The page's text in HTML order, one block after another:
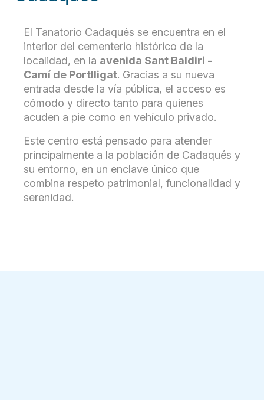
El Tanatorio Cadaqués se encuentra en el
interior del cementerio histórico de la
localidad, en la avenida Sant Baldiri -
Camí de Portlligat. Gracias a su nueva
entrada desde la vía pública, el acceso es
cómodo y directo tanto para quienes
acuden a pie como en vehículo privado.
Este centro está pensado para atender
principalmente a la población de Cadaqués y
su entorno, en un enclave único que
combina respeto patrimonial, funcionalidad y
serenidad.